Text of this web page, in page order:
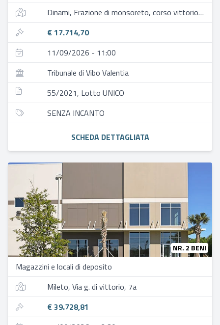
Dinami, Frazione di monsoreto, corso vittorio emanuele iii, 96
€ 17.714,70
11/09/2026 - 11:00
Tribunale di Vibo Valentia
55/2021, Lotto UNICO
SENZA INCANTO
SCHEDA DETTAGLIATA
NR. 2 BENI
Magazzini e locali di deposito
Mileto, Via g. di vittorio, 7a
€ 39.728,81